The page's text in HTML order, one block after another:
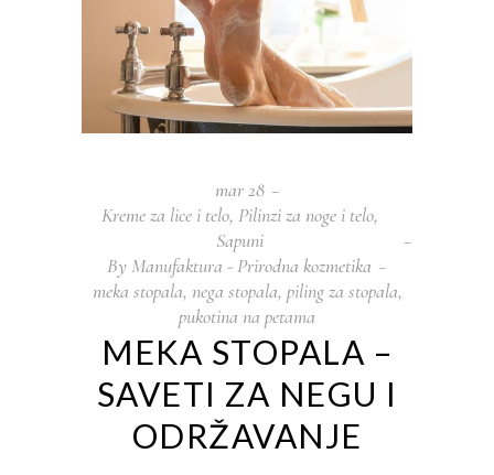
mar 28
Kreme za lice i telo, Pilinzi za noge i telo,
Sapuni
By Manufaktura - Prirodna kozmetika
meka stopala, nega stopala, piling za stopala,
pukotina na petama
MEKA STOPALA –
SAVETI ZA NEGU I
ODRŽAVANJE